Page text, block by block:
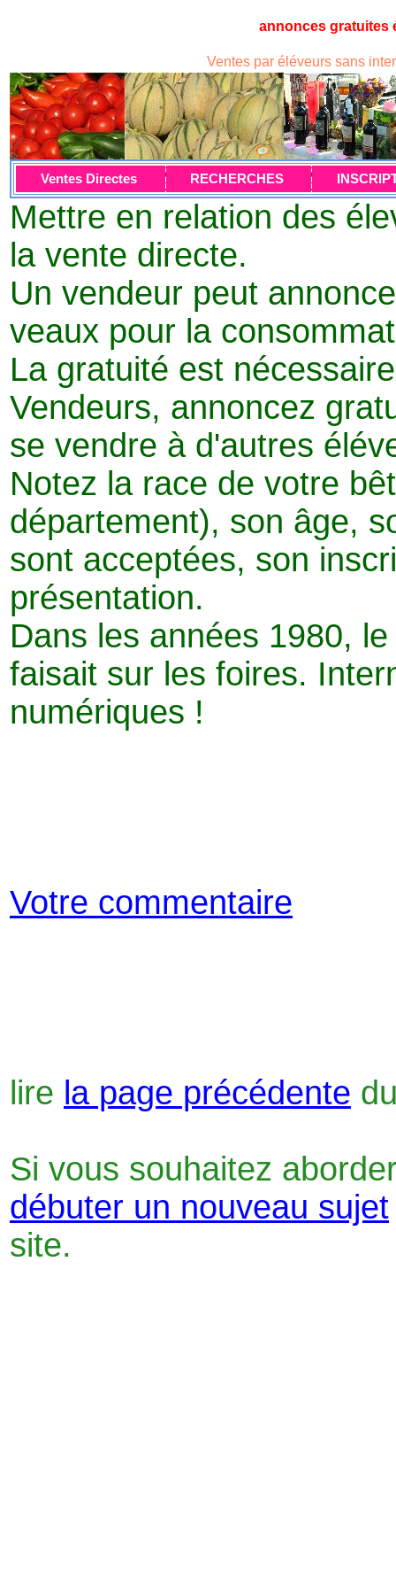
annonces gratuites
Ventes par éléveurs sans
Ventes Directes RECHERCHES
Mettre en relation des
la vente directe.
Un vendeur peut
veaux pour la
La gratuité est
Vendeurs, annoncez
se vendre à d'autres
Notez la race de votre
département), son âge,
sont acceptées, son
présentation.
Dans les années 1980,
faisait sur les foires.
numériques !
Votre commentaire
lire la page précédente
Si vous souhaitez
débuter un nouveau sujet
site.